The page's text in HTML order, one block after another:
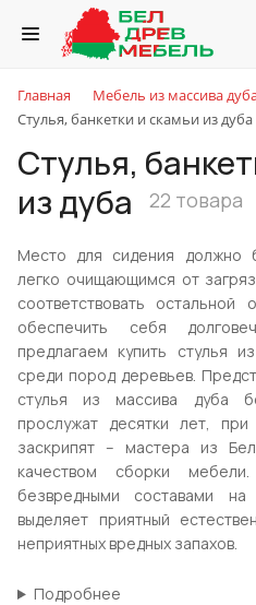
Главная
Мебель из массива
Стулья, банкетки и скамьи из дуба
Стулья,
из дуба
22 товара
Место для сидения должно
легко очищающимся от
соответствовать остальной
обеспечить себя
предлагаем купить стулья
среди пород деревьев.
стулья из массива дуба
прослужат десятки лет,
заскрипят – мастера из
качеством сборки
безвредными составами
выделяет приятный
неприятных вредных запахов.
Подробнее